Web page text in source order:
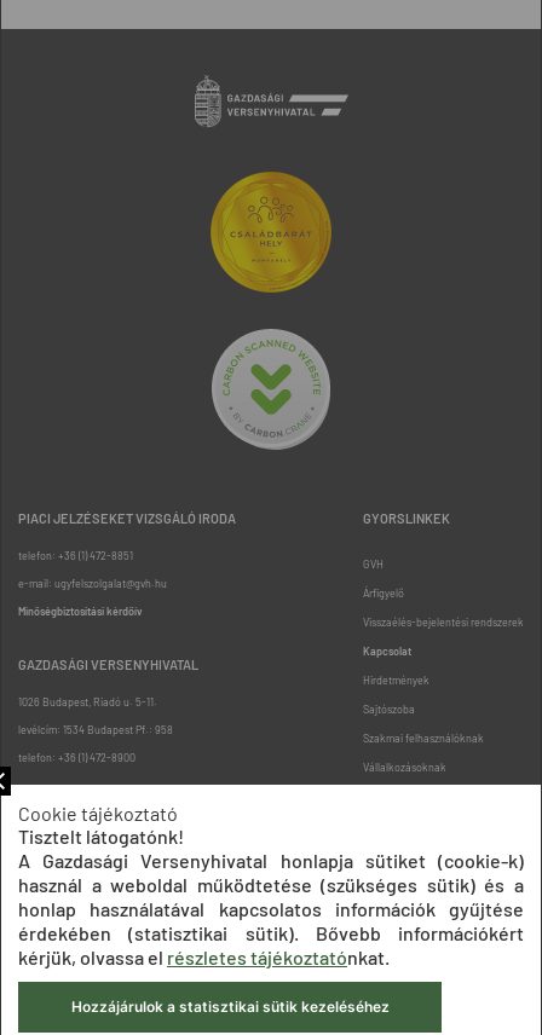
PIACI JELZÉSEKET VIZSGÁLÓ IRODA
telefon: +36 (1) 472-8851
e-mail: ugyfelszolgalat@gvh.hu
Minőségbiztosítási kérdőív
GAZDASÁGI VERSENYHIVATAL
1026 Budapest, Riadó u. 5-11.
levélcím: 1534 Budapest Pf.: 958
telefon: +36 (1) 472-8900
GYORSLINKEK
GVH
Árfigyelő
Visszaélés-bejelentési rendszerek
Kapcsolat
Hirdetmények
Sajtószoba
Szakmai felhasználóknak
Vállalkozásoknak
Oldaltérkép
Impresszum Adatkezelési tájékoztatók
Akadálymentesítési nyilatkozat
Cookie tájékoztató
Tisztelt látogatónk!
A Gazdasági Versenyhivatal honlapja sütiket (cookie-k)
használ a weboldal működtetése (szükséges sütik) és a
honlap használatával kapcsolatos információk gyűjtése
érdekében (statisztikai sütik). Bővebb információkért
kérjük, olvassa el részletes tájékoztatónkat.
Hozzájárulok a statisztikai sütik kezeléséhez